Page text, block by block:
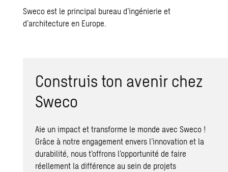
Sweco est le principal bureau d’ingénierie et
d’architecture en Europe.
Construis ton avenir chez
Sweco
Aie un impact et transforme le monde avec Sweco !
Grâce à notre engagement envers l’innovation et la
durabilité, nous t’offrons l’opportunité de faire
réellement la différence au sein de projets